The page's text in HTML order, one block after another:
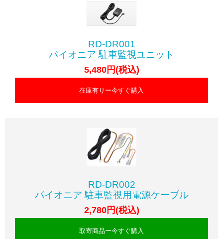
RD-DR001
パイオニア 駐車監視ユニット
5,480円(税込)
在庫有りー今すぐ購入
RD-DR002
パイオニア 駐車監視用電源ケーブル
2,780円(税込)
取寄商品ー今すぐ購入